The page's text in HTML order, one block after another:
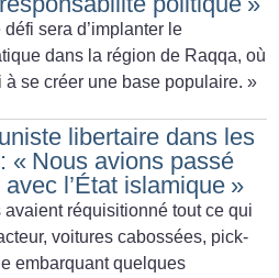
défi sera d’implanter le
dans la région de Raqqa, où
à se créer une base populaire. »
libertaire dans les
« Nous avions passé
l’État islamique »
avaient réquisitionné tout ce qui
voitures cabossées, pick-
embarquant quelques